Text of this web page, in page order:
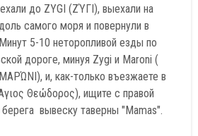
до ZYGI (ΖΎΓΙ), выехали на
самого моря и повернули в
5-10 неторопливой езды по
дороге, минуя Zygi и Maroni (
и, как-только въезжаете в
Θεώδορος), ищите с правой
вывеску таверны "Mamas".